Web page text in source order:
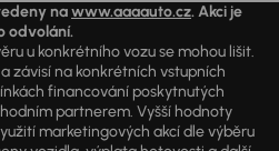
nawww.aaaauto.cz. Akci je
odvolání.
u konkrétního vozu se mohou lišit.
závisí na konkrétních vstupních
financování poskytnutých
partnerem. Vyšší hodnoty
marketingových akcí dle výběru